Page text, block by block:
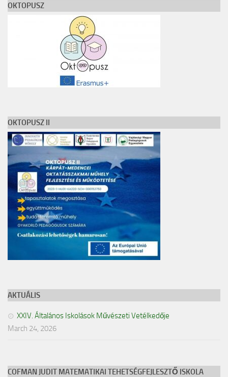
OKTOPUSZ
OKTOPUSZ II
AKTUÁLIS
XXIV. Általános Iskolások Művészeti Vetélkedője
March 24, 2026
COFMAN JUDIT MATEMATIKAI TEHETSÉGFEJLESZTŐ ISKOLA